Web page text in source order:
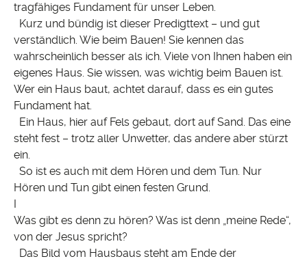
tragfähiges Fundament für unser Leben.
Kurz und bündig ist dieser Predigttext – und gut
verständlich. Wie beim Bauen! Sie kennen das
wahrscheinlich besser als ich. Viele von Ihnen haben ein
eigenes Haus. Sie wissen, was wichtig beim Bauen ist.
Wer ein Haus baut, achtet darauf, dass es ein gutes
Fundament hat.
Ein Haus, hier auf Fels gebaut, dort auf Sand. Das eine
steht fest – trotz aller Unwetter, das andere aber stürzt
ein.
So ist es auch mit dem Hören und dem Tun. Nur
Hören und Tun gibt einen festen Grund.
Was gibt es denn zu hören? Was ist denn „meine Rede“,
von der Jesus spricht?
Das Bild vom Hausbaus steht am Ende der